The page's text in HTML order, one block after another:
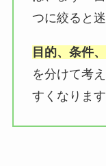
つに絞ると
目的、条件
を分けて考
すくなります